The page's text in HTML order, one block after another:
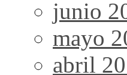
junio
mayo
abril